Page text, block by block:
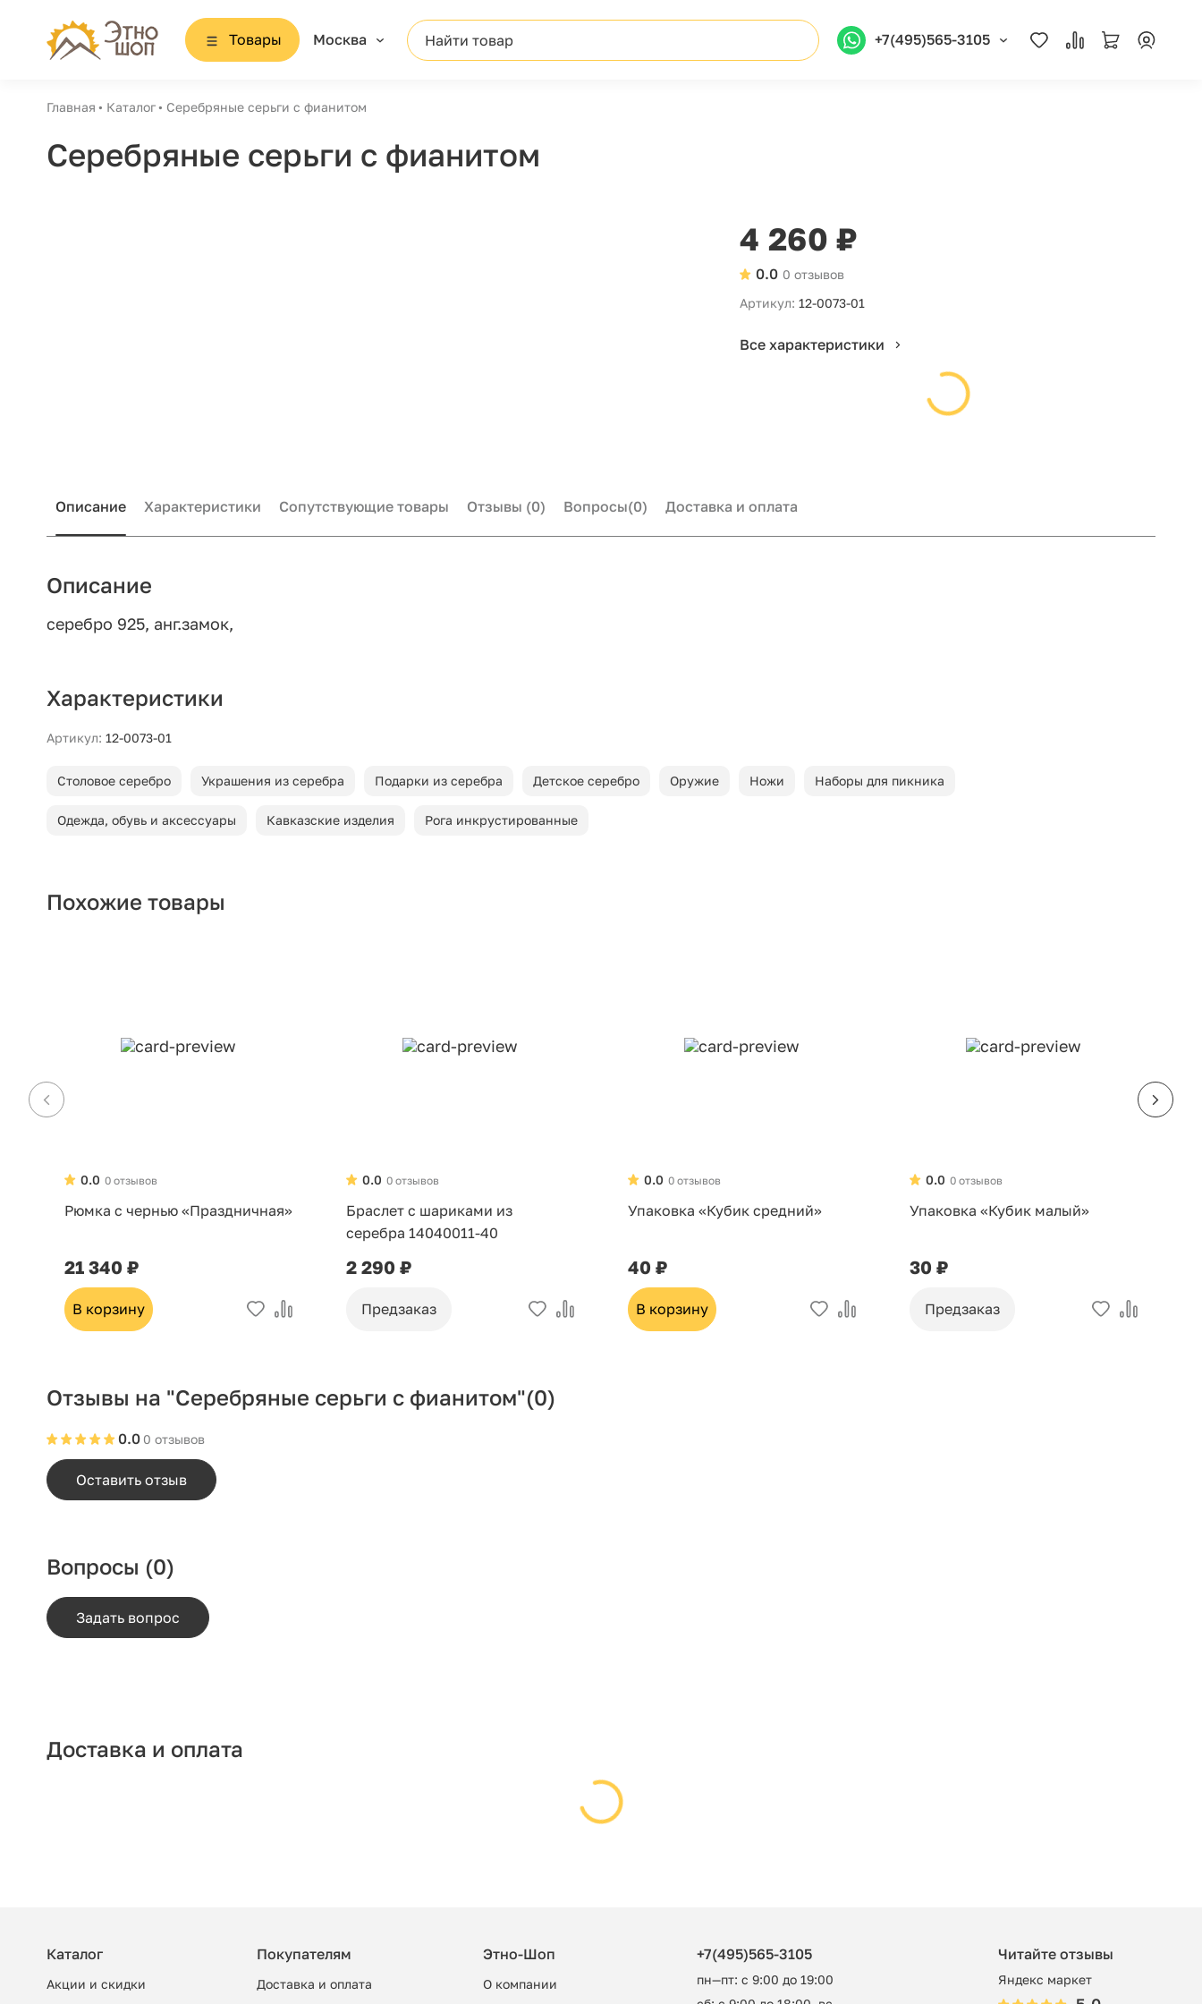
Товары Москва Найти товар +7(495)565-3105
Главная Каталог Серебряные серьги с фианитом
Серебряные серьги с фианитом
4 260 ₽
0 отзывов
0.0
Артикул: 12-0073-01
Все характеристики
Описание Характеристики Сопутствующие товары Отзывы (0) Вопросы(0) Доставка и оплата
Описание
серебро 925, анг.замок,
Характеристики
Артикул: 12-0073-01
Столовое серебро Украшения из серебра Подарки из серебра Детское серебро Оружие Ножи Наборы для пикника
Одежда, обувь и аксессуары Кавказские изделия Рога инкрустированные
Похожие товары
0 отзывов
0.0
Рюмка с чернью «Праздничная»
21 340 ₽
В корзину
0 отзывов
0.0
Браслет с шариками из
серебра 14040011-40
2 290 ₽
Предзаказ
0 отзывов
0.0
Упаковка «Кубик средний»
40 ₽
В корзину
0 отзывов
0.0
Упаковка «Кубик малый»
30 ₽
Предзаказ
Отзывы на "Серебряные серьги с фианитом"(0)
0 отзывов
0.0
Оставить отзыв
Вопросы (0)
Задать вопрос
Доставка и оплата
Каталог
Акции и скидки
Покупателям
Доставка и оплата
Этно-Шоп
О компании
+7(495)565-3105
пн—пт: с 9:00 до 19:00
Читайте отзывы
Яндекс маркет